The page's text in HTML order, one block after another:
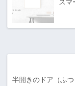
スマ
半開きのドア（ふつ